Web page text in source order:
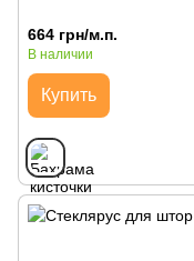
664 грн/м.п.
В наличии
Купить